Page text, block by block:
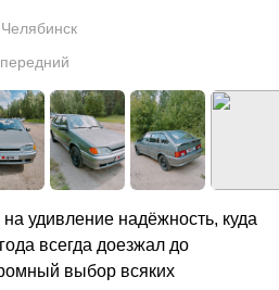
Челябинск
передний
удивление надёжность, куда
всегда доезжал до
выбор всяких